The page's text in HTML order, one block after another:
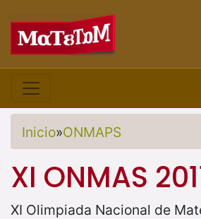
Inicio»ONMAPS
XI ONMAS
XI Olimpiada Nacional de